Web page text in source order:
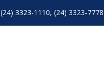
(24) 3323-1110, (24) 3323-7778